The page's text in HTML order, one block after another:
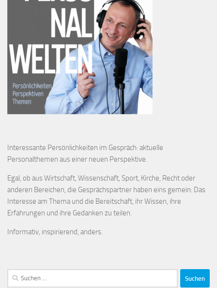
Interessante Persönlichkeiten im Gespräch: aktuelle
Personalthemen aus einer neuen Perspektive.
Egal, ob aus Wirtschaft, Wissenschaft, Sport, Kirche, Recht oder
anderen Bereichen, die Gesprächspartner haben eins gemein: Das
Interesse am Thema und die Bereitschaft, ihr Wissen, ihre
Erfahrungen und ihre Gedanken zu teilen.
Informativ, inspirierend, anders.
Suchen